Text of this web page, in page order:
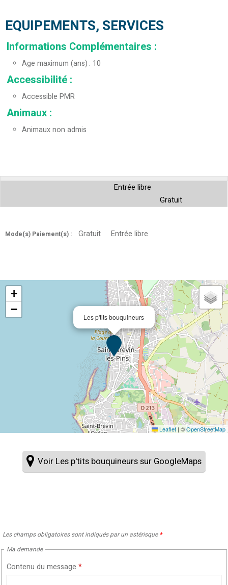
EQUIPEMENTS, SERVICES
Informations Complémentaires :
Age maximum (ans) 10
Accessibilité :
Accessible PMR
Animaux :
Animaux non admis
Entrée libre
Gratuit
Mode(s) Paiement(s) : Gratuit Entrée libre
Les p'tits bouquineurs
+
−
Leaflet | ©OpenStreetMap
Voir Les p'tits bouquineurs sur GoogleMaps
Les champs obligatoires sont indiqués par un astérisque *
Ma demande
Contenu du message *